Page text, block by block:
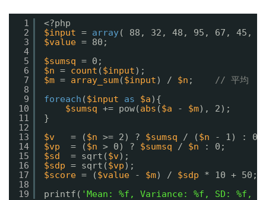
1
2
3
4
5
6
7
8
9
10
11
12
13
14
15
16
17
18
19
<?php
$input = array( 88, 32, 48, 95, 67, 45,
$value = 80;
$sumsq = 0;
$n = count ($input);
$m = array_sum($input) / $n ; // 平均
foreach ($input as $a){
$sumsq += pow(abs ($a - $m), 2);
}
$v
= ($n >= 2) ? $sumsq / ($n
- 1) :
$vp
= ($n > 0) ? $sumsq / $n
:
$sd
= sqrt($v
$sdp = sqrt($vp
$score = ($value - $m) / $sdp
* 10 +
printf( 'Mean: %f, Variance: %f, SD: %f,